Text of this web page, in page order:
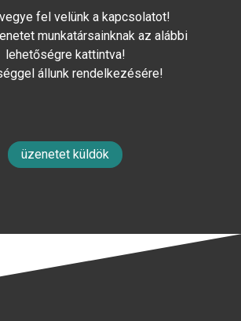
vegye fel velünk a kapcsolatot!
munkatársainknak az alábbi
lehetőségre kattintva!
állunk rendelkezésére!
üzenetet küldök